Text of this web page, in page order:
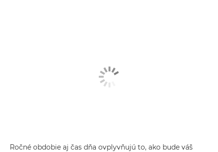
Ročné obdobie aj čas dňa ovplyvňujú to, ako bude váš